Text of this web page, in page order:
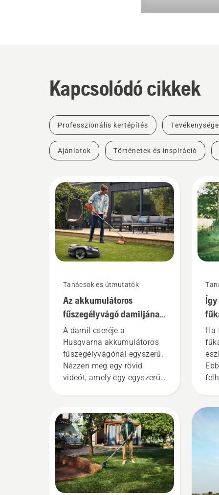
Kapcsolódó cikkek
Professzionális kertépítés
Ajánlatok Történetek és inspiráció
Tanácsok és útmutatók
Az akkumulátoros
fűszegélyvágó damiljának
cseréje
A damil cseréje a
Husqvarna akkumulátoros
fűszegélyvágónál egyszerű.
Nézzen meg egy rövid
videót, amely egy egyszerű,
a Husqvarna fűnyírón a
műanyag damilt.
Ha